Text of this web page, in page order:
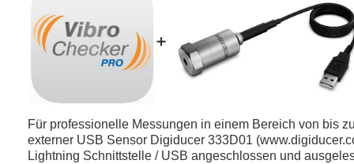
➕
Für professionelle Messungen in einem Bereich von bis
externer USB Sensor Digiducer 333D01
Lightning Schnittstelle / USB angeschlossen und